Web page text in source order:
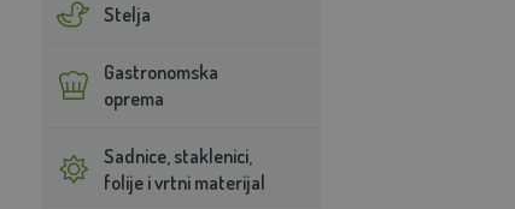
Stelja
Gastronomska
oprema
Sadnice, staklenici,
folije i vrtni materijal